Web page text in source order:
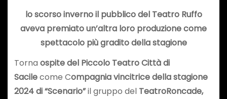
lo scorso inverno il pubblico del Teatro Ruffo
aveva premiato un’altra loro produzione come
spettacolo più gradito della stagione
Torna ospite del Piccolo Teatro Città di
Sacilecome Compagnia vincitrice della stagione
2024 di “Scenario”il gruppo del TeatroRoncade,